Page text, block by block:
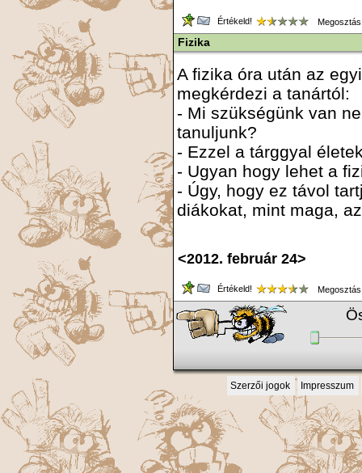
Értékeld!
Fizika
A fizika óra után az
megkérdezi a tanártól:
- Mi szükségünk van
tanuljunk?
- Ezzel a tárggyal
- Ugyan hogy lehet a
- Úgy, hogy ez távol
diákokat, mint maga,
<2012. február 24>
Értékeld!
Szerzői jogok Impresszum